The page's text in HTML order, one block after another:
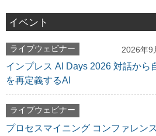
イベント
ライブウェビナー 2026年9
インプレス AI Days 2026 対話から
を再定義するAI
ライブウェビナー
プロセスマイニング コンファレン